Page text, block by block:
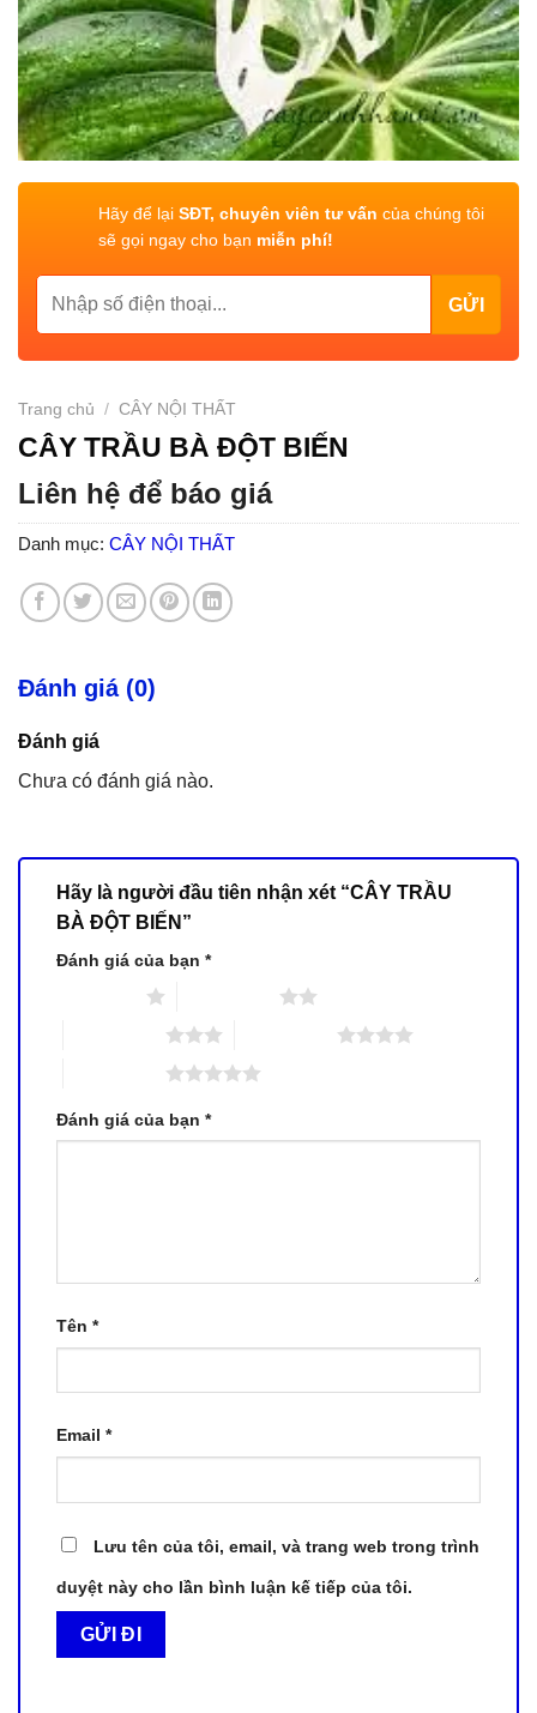
Hãy để lại SĐT, chuyên viên tư vấn của chúng tôi
sẽ gọi ngay cho bạn miễn phí!
Trang chủ / CÂY NỘI THẤT
CÂY TRẦU BÀ ĐỘT BIẾN
Liên hệ để báo giá
Danh mục: CÂY NỘI THẤT
Đánh giá (0)
Đánh giá
Chưa có đánh giá nào.
Hãy là người đầu tiên nhận xét “CÂY TRẦU
BÀ ĐỘT BIẾN”
Đánh giá của bạn *
Đánh giá của bạn *
Tên *
Email *
Lưu tên của tôi, email, và trang web trong trình
duyệt này cho lần bình luận kế tiếp của tôi.